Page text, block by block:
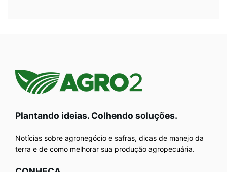
Plantando ideias. Colhendo soluções.
Notícias sobre agronegócio e safras, dicas de manejo da
terra e de como melhorar sua produção agropecuária.